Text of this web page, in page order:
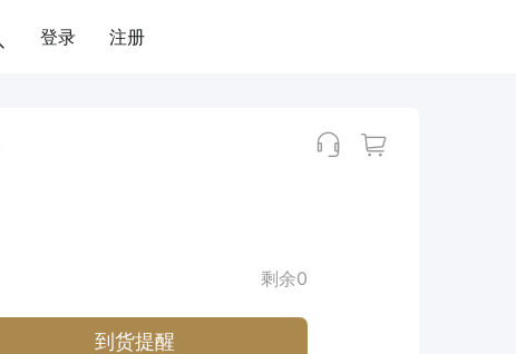
登录 注册
剩余0
到货提醒